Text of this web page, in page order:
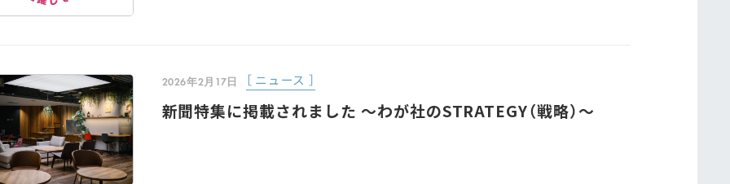
2026年2月17日 ［ ニュース ］
新聞特集に掲載されました ～わが社のSTRATEGY（戦略）～